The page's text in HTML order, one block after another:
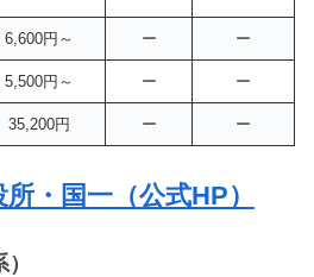
6,600円～ ー ー
5,500円～ ー ー
35,200円 ー ー
・国一（公式HP）